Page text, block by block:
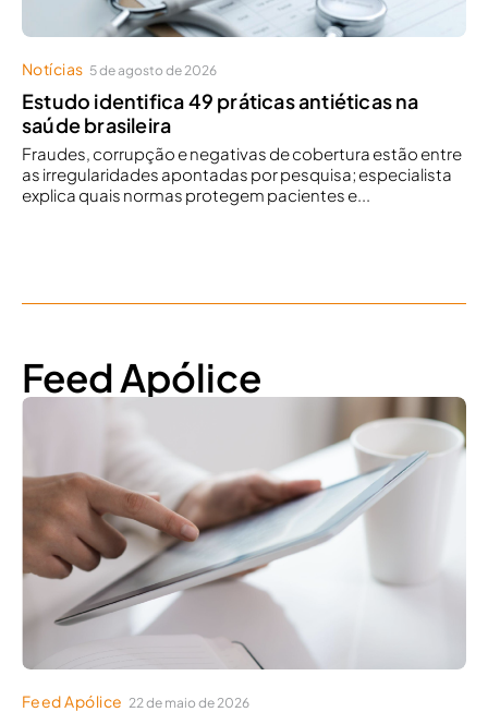
Notícias 5 de agosto de 2026
Estudo identifica 49 práticas antiéticas na
saúde brasileira
Fraudes, corrupção e negativas de cobertura estão entre
as irregularidades apontadas por pesquisa; especialista
explica quais normas protegem pacientes e...
Feed Apólice
Feed Apólice 22 de maio de 2026